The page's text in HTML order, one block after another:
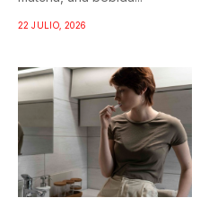
22 JULIO, 2026